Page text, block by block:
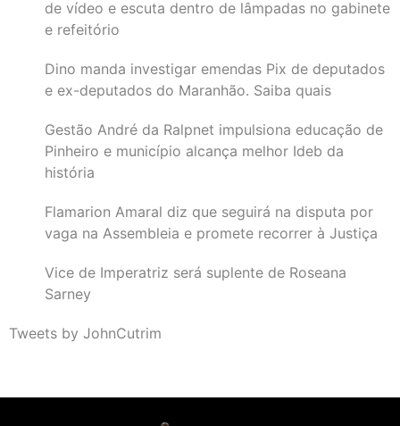
de vídeo e escuta dentro de lâmpadas no gabinete
e refeitório
Dino manda investigar emendas Pix de deputados
e ex-deputados do Maranhão. Saiba quais
Gestão André da Ralpnet impulsiona educação de
Pinheiro e município alcança melhor Ideb da
história
Flamarion Amaral diz que seguirá na disputa por
vaga na Assembleia e promete recorrer à Justiça
Vice de Imperatriz será suplente de Roseana
Sarney
Tweets by JohnCutrim